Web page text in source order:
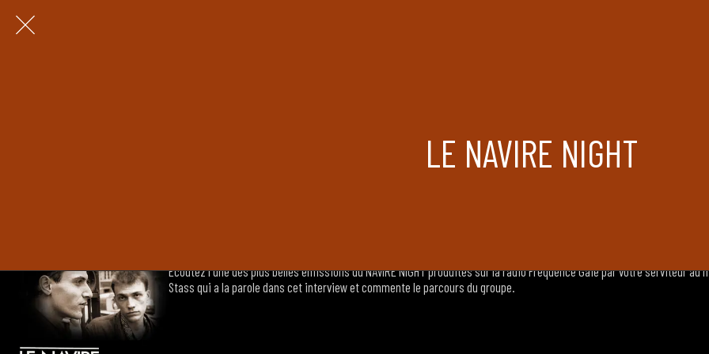
LE NAVIRE NIGHT
Écoutez l'une des plus belles émissions du NAVIRE NIGHT produites sur la radio Fréquence Gaie par votre serviteur
Stass qui a la parole dans cet interview et commente le parcours du groupe.